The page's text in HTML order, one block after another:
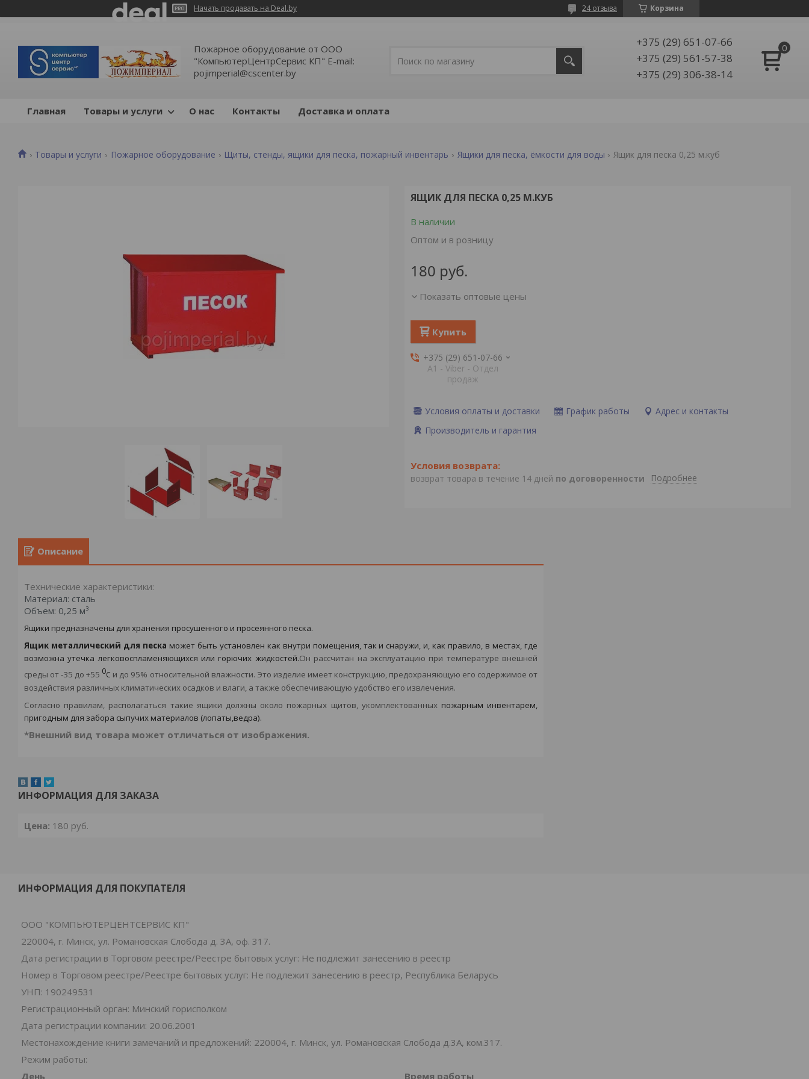
Начать продавать на Deal.by Корзина
24 отзыва
Пожарное оборудование от ООО
"КомпьютерЦентрСервис КП" E-mail:
pojimperial@cscenter.by
+375 (29) 651-07-66
+375 (29) 561-57-38
+375 (29) 306-38-14
Главная Товары и услуги О нас Контакты Доставка и оплата
Товары и услуги Пожарное оборудование Щиты, стенды, ящики для песка, пожарный инвентарь Ящики для песка, ёмкости для воды Ящик для песка 0,25 м.куб
ЯЩИК ДЛЯ ПЕСКА 0,25 М.КУБ
В наличии
Оптом и в розницу
180 руб.
Показать оптовые цены
Купить
+375 (29) 651-07-66
А1 - Viber - Отдел
продаж
Условия оплаты и доставки График работы
Адрес и контакты
Производитель и гарантия
возврат товара в течение 14 дней по договоренности Подробнее
Описание
Технические характеристики:
Материал: сталь
Объем: 0,25 м³
Ящики предназначены для хранения просушенного и просеянного песка.
Ящик металлический для песка может быть установлен как внутри помещения, так и снаружи, и, как правило, в местах, где
возможна утечка легковоспламеняющихся или горючих жидкостей.Он рассчитан на эксплуатацию при температуре внешней
среды от -35 до +55 0С и до 95% относительной влажности. Это изделие имеет конструкцию, предохраняющую его содержимое от
воздействия различных климатических осадков и влаги, а также обеспечивающую удобство его извлечения.
Согласно правилам, располагаться такие ящики должны около пожарных щитов, укомплектованных пожарным инвентарем,
пригодным для забора сыпучих материалов (лопаты,ведра).
*Внешний вид товара может отличаться от изображения.
ИНФОРМАЦИЯ ДЛЯ ЗАКАЗА
Цена: 180 руб.
ИНФОРМАЦИЯ ДЛЯ ПОКУПАТЕЛЯ
ООО "КОМПЬЮТЕРЦЕНТСЕРВИС КП"
220004, г. Минск, ул. Романовская Слобода д. 3А, оф. 317.
Дата регистрации в Торговом реестре/Реестре бытовых услуг: Не подлежит занесению в реестр
Номер в Торговом реестре/Реестре бытовых услуг: Не подлежит занесению в реестр, Республика Беларусь
УНП: 190249531
Регистрационный орган: Минский горисполком
Дата регистрации компании: 20.06.2001
Местонахождение книги замечаний и предложений: 220004, г. Минск, ул. Романовская Слобода д.3А, ком.317.
Режим работы:
День
Время работы